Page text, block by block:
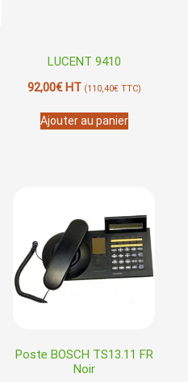
LUCENT 9410
92,00€HT (110,40€TTC)
Ajouter au panier
Poste BOSCH TS13.11 FR
Noir